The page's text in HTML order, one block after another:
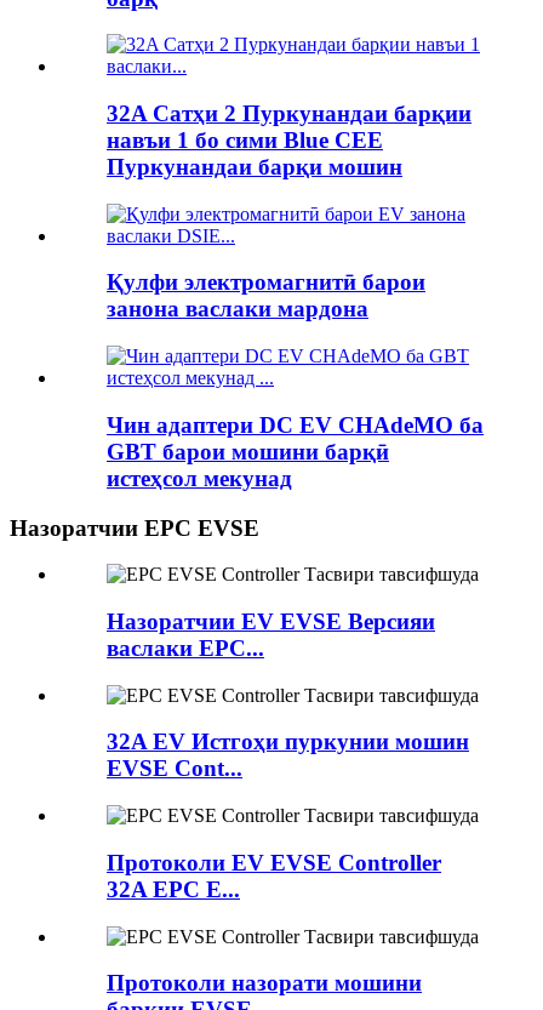
32A Сатҳи 2 Пуркунандаи барқии
навъи 1 бо сими Blue CEE
Пуркунандаи барқи мошин
Қулфи электромагнитӣ барои
занона васлаки мардона
Чин адаптери DC EV CHAdeMO ба
GBT барои мошини барқӣ
истеҳсол мекунад
Назоратчии EPC EVSE
Назоратчии EV EVSE Версияи
васлаки EPC...
32A EV Истгоҳи пуркунии мошин
EVSE Cont...
Протоколи EV EVSE Controller
32A EPC E...
Протоколи назорати мошини